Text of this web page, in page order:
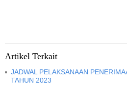
Artikel Terkait
JADWAL PELAKSANAAN
TAHUN 2023